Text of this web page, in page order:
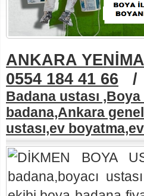
ANKARA
0554 184 41 66
Badana ustası
badana,Ankara
ustası,ev